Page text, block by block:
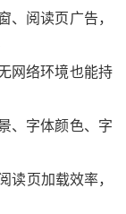
阅读页广告，
网络环境也能持
、字体颜色、字
页加载效率，